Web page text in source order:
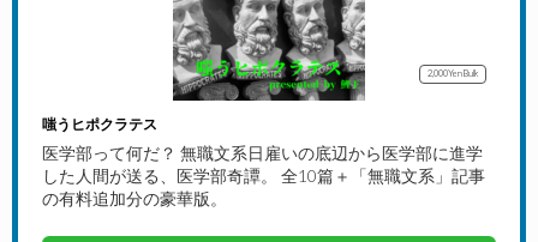
2,000YenBulk
嗤うヒポクラテス
医学部って何だ？ 無職文系日雇いの底辺から医学部に進学
した人間が送る、医学部奇譚。 全10篇＋「無職文系」記事
の有料追加分の豪華版。